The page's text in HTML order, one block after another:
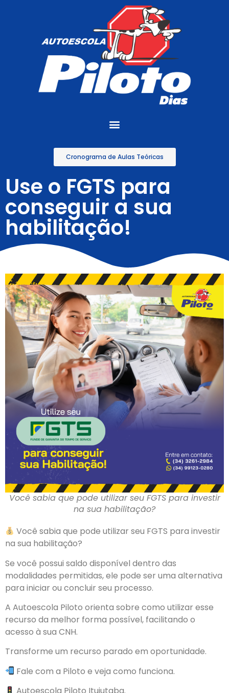
Cronograma de Aulas Teóricas
Use o FGTS para
conseguir a sua
habilitação!
Você sabia que pode utilizar seu FGTS para investir
na sua habilitação?
Você sabia que pode utilizar seu FGTS para investir
na sua habilitação?
Se você possui saldo disponível dentro das
modalidades permitidas, ele pode ser uma alternativa
para iniciar ou concluir seu processo.
A Autoescola Piloto orienta sobre como utilizar esse
recurso da melhor forma possível, facilitando o
acesso à sua CNH.
Transforme um recurso parado em oportunidade.
Fale com a Piloto e veja como funciona.